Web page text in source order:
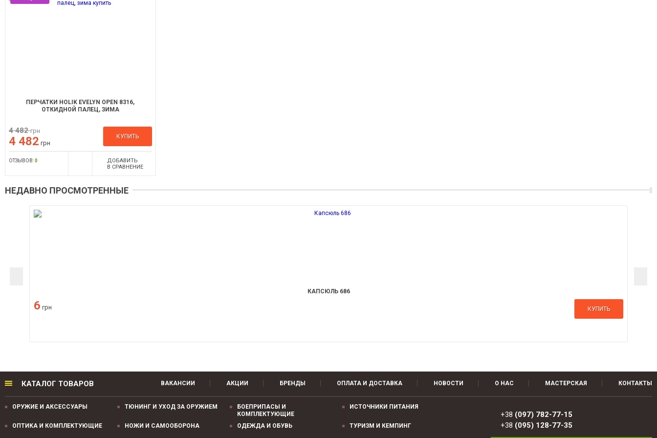
ПЕРЧАТКИ HOLIK EVELYN OPEN 8316,
ОТКИДНОЙ ПАЛЕЦ, ЗИМА
4 482грн
4 482 грн
КУПИТЬ
ОТЗЫВОВ:0
ДОБАВИТЬ
В СРАВНЕНИЕ
НЕДАВНО ПРОСМОТРЕННЫЕ
КАПСЮЛЬ 686
6 грн КУПИТЬ
КАТАЛОГ ТОВАРОВ ВАКАНСИИ АКЦИИ БРЕНДЫ ОПЛАТА И ДОСТАВКА НОВОСТИ О НАС МАСТЕРСКАЯ КОНТАКТЫ
+38 (097) 782-77-15
+38 (095) 128-77-35
ОРУЖИЕ И АКСЕССУАРЫ ТЮНИНГ И УХОД ЗА ОРУЖИЕМ
БОЕПРИПАСЫ И
КОМПЛЕКТУЮЩИЕ
ИСТОЧНИКИ ПИТАНИЯ
ОПТИКА И КОМПЛЕКТУЮЩИЕ НОЖИ И САМООБОРОНА ОДЕЖДА И ОБУВЬ ТУРИЗМ И КЕМПИНГ